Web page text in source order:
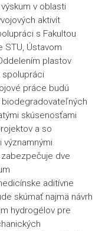
v oblasti
aktivít
s Fakultou
STU, Ústavom
plastov
spolupráci
práce budú
skúsenosťami
a so
významnými
dve
aditívne
skúmať najmä návrh
hydrogélov pre